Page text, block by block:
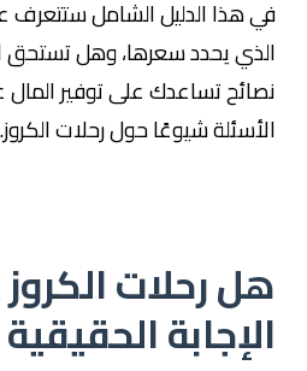
في هذا الدليل الشامل ستتعرف على
الذي يحدد سعرها، وهل تستحق
نصائح تساعدك على توفير المال عند
الأسئلة شيوعًا حول رحلات الكروز.
هل رحلات الكروز
الإجابة الحقيقية